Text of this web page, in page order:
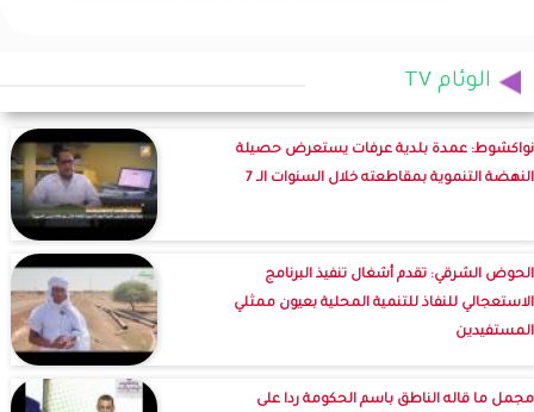
الوئام TV
نواكشوط: عمدة بلدية عرفات يستعرض حصيلة
النهضة التنموية بمقاطعته خلال السنوات الـ 7
الحوض الشرقي: تقدم أشغال تنفيذ البرنامج
الاستعجالي للنفاذ للتنمية المحلية بعيون ممثلي
المستفيدين
مجمل ما قاله الناطق باسم الحكومة ردا على